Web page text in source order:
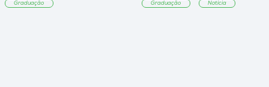
Graduação Graduação Notícia